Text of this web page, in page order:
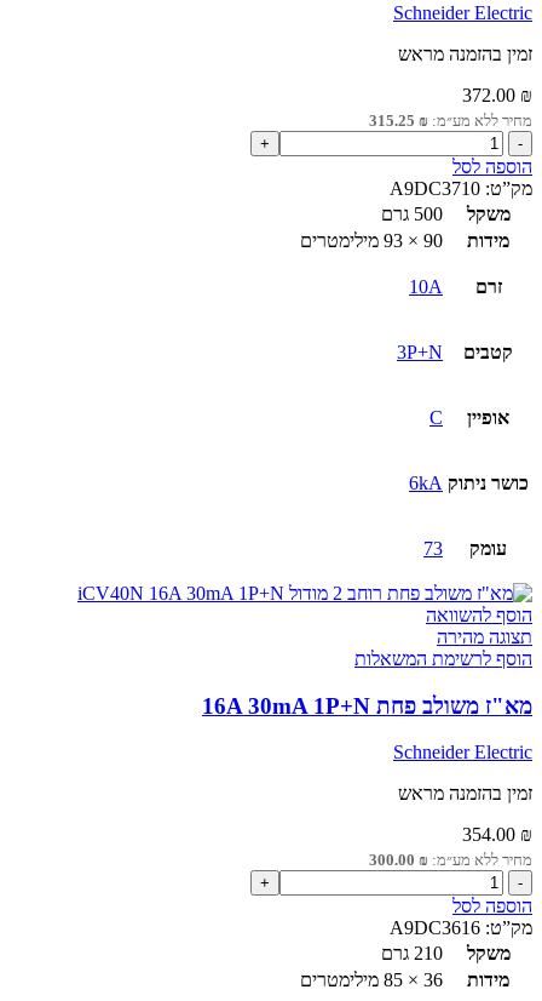
Schneider Electric
זמין בהזמנה מראש
372.00 ₪
מחיר ללא מע״מ: 315.25 ₪
כמות
של
מא"ז
משולב
פחת
10A
3P+N
הוספה לסל
מק”ט: A9DC3710
משקל
500 גרם
מידות
90 × 93 מילימטרים
זרם 10A
קטבים 3P+N
אופיין C
כושר ניתוק 6kA
עומק 73
הוסף להשוואה
תצוגה מהירה
הוסף לרשימת המשאלות
מא"ז משולב פחת 16A 30mA 1P+N
Schneider Electric
זמין בהזמנה מראש
354.00 ₪
מחיר ללא מע״מ: 300.00 ₪
כמות
של
מא"ז
משולב
פחת
16A
הוספה לסל
מק”ט: A9DC3616
משקל
210 גרם
מידות
36 × 85 מילימטרים